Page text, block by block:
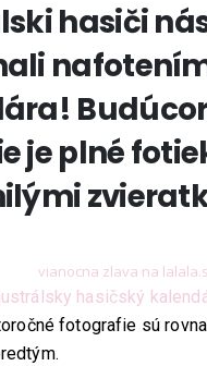
hasiči
je plné
hasičský
fotografie sú